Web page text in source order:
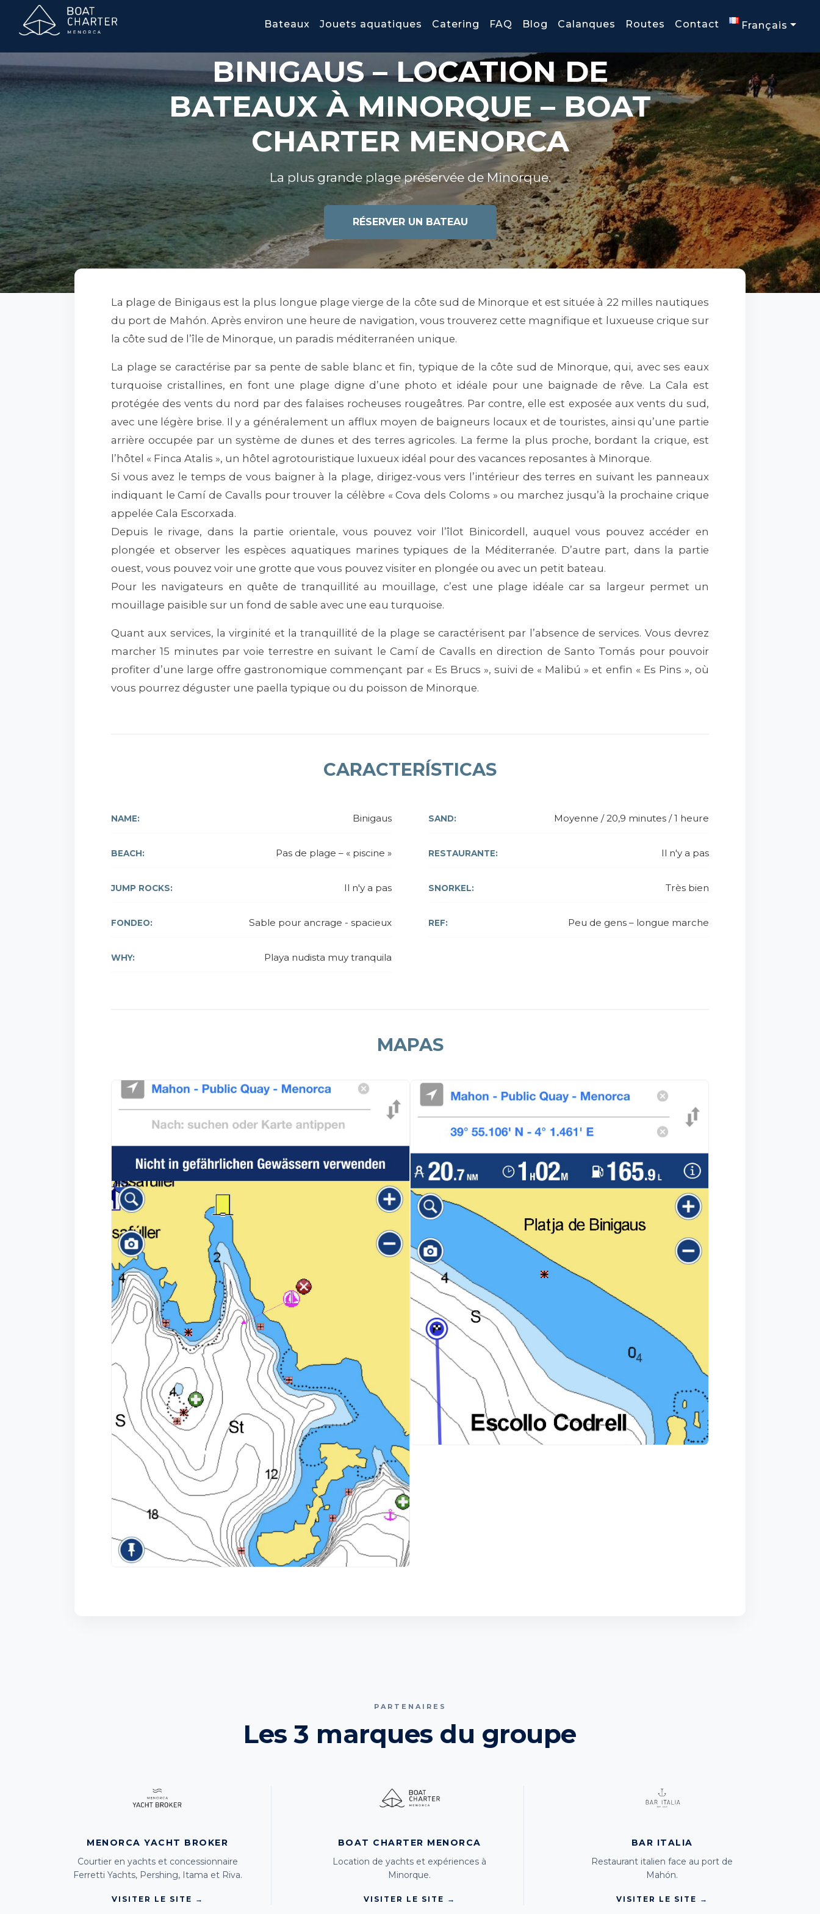
Bateaux Jouets aquatiques Catering FAQ Blog Calanques Routes Contact Français
BINIGAUS – LOCATION DE
BATEAUX À MINORQUE – BOAT
CHARTER MENORCA
La plus grande plage préservée de Minorque.
RÉSERVER UN BATEAU
La plage de Binigaus est la plus longue plage vierge de la côte sud de Minorque et est située à 22 milles nautiques
du port de Mahón. Après environ une heure de navigation, vous trouverez cette magnifique et luxueuse crique sur
la côte sud de l’île de Minorque, un paradis méditerranéen unique.
La plage se caractérise par sa pente de sable blanc et fin, typique de la côte sud de Minorque, qui, avec ses eaux
turquoise cristallines, en font une plage digne d’une photo et idéale pour une baignade de rêve. La Cala est
protégée des vents du nord par des falaises rocheuses rougeâtres. Par contre, elle est exposée aux vents du sud,
avec une légère brise. Il y a généralement un afflux moyen de baigneurs locaux et de touristes, ainsi qu’une partie
arrière occupée par un système de dunes et des terres agricoles. La ferme la plus proche, bordant la crique, est
l’hôtel « Finca Atalis », un hôtel agrotouristique luxueux idéal pour des vacances reposantes à Minorque.
Si vous avez le temps de vous baigner à la plage, dirigez-vous vers l’intérieur des terres en suivant les panneaux
indiquant le Camí de Cavalls pour trouver la célèbre « Cova dels Coloms » ou marchez jusqu’à la prochaine crique
appelée Cala Escorxada.
Depuis le rivage, dans la partie orientale, vous pouvez voir l’îlot Binicordell, auquel vous pouvez accéder en
plongée et observer les espèces aquatiques marines typiques de la Méditerranée. D’autre part, dans la partie
ouest, vous pouvez voir une grotte que vous pouvez visiter en plongée ou avec un petit bateau.
Pour les navigateurs en quête de tranquillité au mouillage, c’est une plage idéale car sa largeur permet un
mouillage paisible sur un fond de sable avec une eau turquoise.
Quant aux services, la virginité et la tranquillité de la plage se caractérisent par l’absence de services. Vous devrez
marcher 15 minutes par voie terrestre en suivant le Camí de Cavalls en direction de Santo Tomás pour pouvoir
profiter d’une large offre gastronomique commençant par « Es Brucs », suivi de « Malibú » et enfin « Es Pins », où
vous pourrez déguster une paella typique ou du poisson de Minorque.
CARACTERÍSTICAS
NAME: Binigaus SAND: Moyenne / 20,9 minutes / 1 heure
BEACH: Pas de plage – « piscine » RESTAURANTE: Il n'y a pas
JUMP ROCKS: Il n'y a pas SNORKEL: Très bien
FONDEO: Sable pour ancrage - spacieux REF: Peu de gens – longue marche
WHY: Playa nudista muy tranquila
MAPAS
PARTENAIRES
Les 3 marques du groupe
MENORCA YACHT BROKER
Courtier en yachts et concessionnaire
Ferretti Yachts, Pershing, Itama et Riva.
VISITER LE SITE →
BOAT CHARTER MENORCA
Location de yachts et expériences à
Minorque.
VISITER LE SITE →
BAR ITALIA
Restaurant italien face au port de
Mahón.
VISITER LE SITE →